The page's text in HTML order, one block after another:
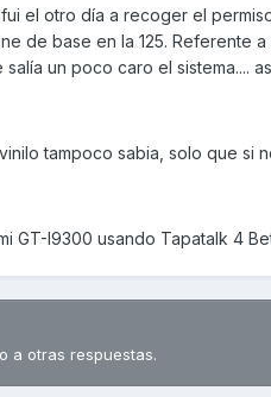
fui el otro día a recoger el
de base en la 125. Referente
un poco caro el sistema....
tampoco sabia, solo que si
GT-I9300 usando Tapatalk 4
a otras respuestas.